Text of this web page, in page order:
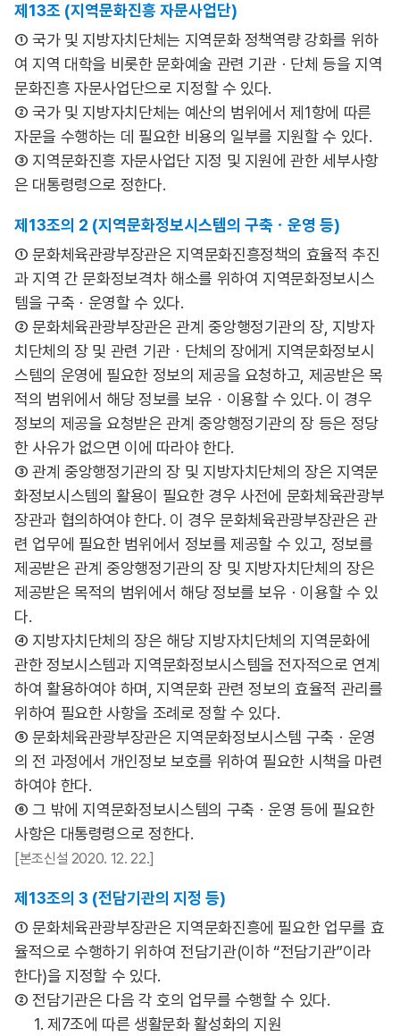
제13조 (지역문화진흥 자문사업단)
① 국가 및 지방자치단체는 지역문화 정책역량 강화를 위하
여 지역 대학을 비롯한 문화예술 관련 기관ㆍ단체 등을 지역
문화진흥 자문사업단으로 지정할 수 있다.
② 국가 및 지방자치단체는 예산의 범위에서 제1항에 따른
자문을 수행하는 데 필요한 비용의 일부를 지원할 수 있다.
③ 지역문화진흥 자문사업단 지정 및 지원에 관한 세부사항
은 대통령령으로 정한다.
제13조의 2 (지역문화정보시스템의 구축ㆍ운영 등)
① 문화체육관광부장관은 지역문화진흥정책의 효율적 추진
과 지역 간 문화정보격차 해소를 위하여 지역문화정보시스
템을 구축ㆍ운영할 수 있다.
② 문화체육관광부장관은 관계 중앙행정기관의 장, 지방자
치단체의 장 및 관련 기관ㆍ단체의 장에게 지역문화정보시
스템의 운영에 필요한 정보의 제공을 요청하고, 제공받은 목
적의 범위에서 해당 정보를 보유ㆍ이용할 수 있다. 이 경우
정보의 제공을 요청받은 관계 중앙행정기관의 장 등은 정당
한 사유가 없으면 이에 따라야 한다.
③ 관계 중앙행정기관의 장 및 지방자치단체의 장은 지역문
화정보시스템의 활용이 필요한 경우 사전에 문화체육관광부
장관과 협의하여야 한다. 이 경우 문화체육관광부장관은 관
련 업무에 필요한 범위에서 정보를 제공할 수 있고, 정보를
제공받은 관계 중앙행정기관의 장 및 지방자치단체의 장은
제공받은 목적의 범위에서 해당 정보를 보유ㆍ이용할 수 있
다.
④ 지방자치단체의 장은 해당 지방자치단체의 지역문화에
관한 정보시스템과 지역문화정보시스템을 전자적으로 연계
하여 활용하여야 하며, 지역문화 관련 정보의 효율적 관리를
위하여 필요한 사항을 조례로 정할 수 있다.
⑤ 문화체육관광부장관은 지역문화정보시스템 구축ㆍ운영
의 전 과정에서 개인정보 보호를 위하여 필요한 시책을 마련
하여야 한다.
⑥ 그 밖에 지역문화정보시스템의 구축ㆍ운영 등에 필요한
사항은 대통령령으로 정한다.
[본조신설 2020. 12. 22.]
제13조의 3 (전담기관의 지정 등)
① 문화체육관광부장관은 지역문화진흥에 필요한 업무를 효
율적으로 수행하기 위하여 전담기관(이하 “전담기관”이라
한다)을 지정할 수 있다.
② 전담기관은 다음 각 호의 업무를 수행할 수 있다.
1. 제7조에 따른 생활문화 활성화의 지원